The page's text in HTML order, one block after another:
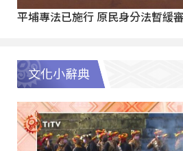
平埔專法已施行 原民身分法暫緩
文化小辭典